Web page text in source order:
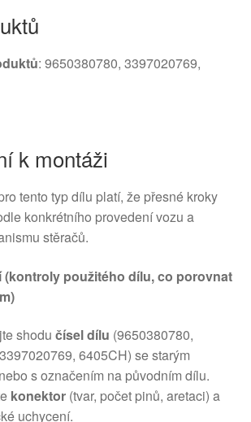
: 9650380780, 3397020769,
k montáži
tento typ dílu platí, že přesné kroky
konkrétního provedení vozu a
stěračů.
(kontroly použitého dílu, co porovnat
shodu čísel dílu (9650380780,
6405CH) se starým
s označením na původním dílu.
konektor(tvar, počet pinů, aretaci) a
uchycení.